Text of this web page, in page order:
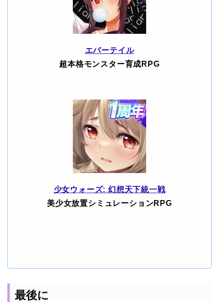
エバーテイル
超本格モンスター育成RPG
少女ウォーズ: 幻想天下統一戦
美少女放置シミュレーションRPG
最後に